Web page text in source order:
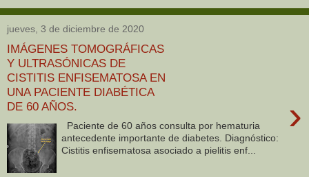
jueves, 3 de diciembre de 2020
IMÁGENES TOMOGRÁFICAS
Y ULTRASÓNICAS DE
CISTITIS ENFISEMATOSA EN
UNA PACIENTE DIABÉTICA
DE 60 AÑOS.
›
Paciente de 60 años consulta por hematuria
antecedente importante de diabetes. Diagnóstico:
Cistitis enfisematosa asociado a pielitis enf...